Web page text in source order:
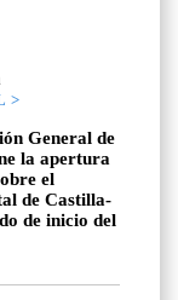
>
General de
la apertura
el
de Castilla-
de inicio del